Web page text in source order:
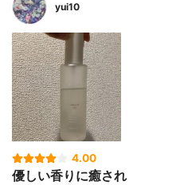
yui10
4.00
優しい香りに癒され